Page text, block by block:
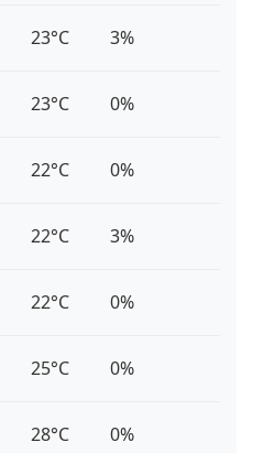
23°C 3%
23°C 0%
22°C 0%
22°C 3%
22°C 0%
25°C 0%
28°C 0%